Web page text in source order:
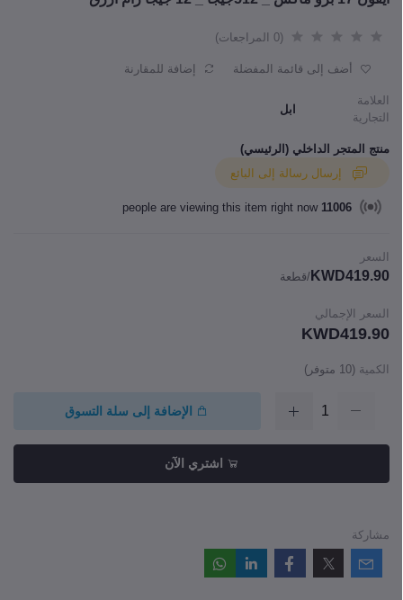
(0 المراجعات)
أضف إلى قائمة المفضلة إضافة للمقارنة
العلامة
التجارية
ابل
منتج المتجر الداخلي (الرئيسي)
11006
السعر
KWD419.90 /قطعة
السعر الإجمالي
KWD419.90
الكمية (
10 متوفر)
الإضافة إلى سلة التسوق
اشتري الآن
مشاركة